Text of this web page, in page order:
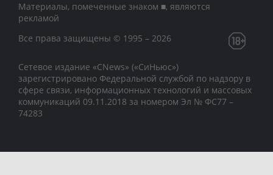
Материалы, помеченные знаком ■, являются
рекламой
Все права защищены © 1995 – 2026
Сетевое издание «CNews» («СиНьюс»)
зарегистрировано Федеральной службой по надзору в
сфере связи, информационных технологий и массовых
коммуникаций 09.11.2018 за номером Эл № ФС77 –
74283